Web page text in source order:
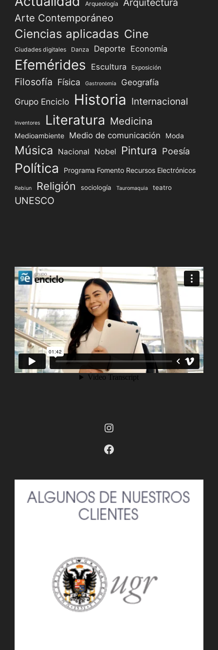
del
cine
Arqueología Arquitectura
Arte Contemporáneo
Ciencias aplicadas Cine
Ciudades digitales Danza Deporte Economía
Efemérides Escultura Exposición
Filosofía Física Gastronomía Geografía
Grupo Enciclo Historia Internacional
Inventores Literatura Medicina
Medioambiente Medio de comunicación Moda
Música Nacional Nobel Pintura Poesía
Política Programa Fomento Recursos Electrónicos
Rebiun Religión sociología Tauromaquia teatro
UNESCO
Instagram
Facebook